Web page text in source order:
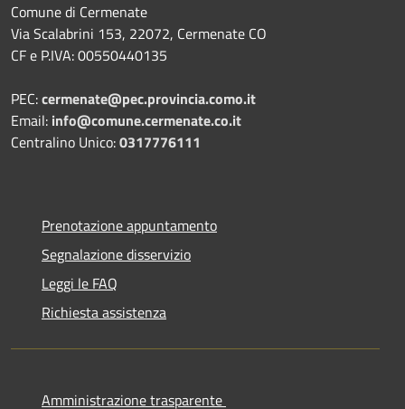
Comune di Cermenate
Via Scalabrini 153, 22072, Cermenate CO
CF e P.IVA: 00550440135
PEC:cermenate@pec.provincia.como.it
Email: info@comune.cermenate.co.it
Centralino Unico:0317776111
Prenotazione appuntamento
Segnalazione disservizio
Leggi le FAQ
Richiesta assistenza
Amministrazione trasparente